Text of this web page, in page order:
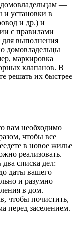
—
и установки в
и др.) и
с правилами
для выполнения
домовладельцы
маркировка
клапанов. В
решать их быстрее
вам необходимо
чтобы все
в новое жилье
реализовать.
списка дел:
даты вашего
и разумно
в дом.
чтобы почистить,
перед заселением.